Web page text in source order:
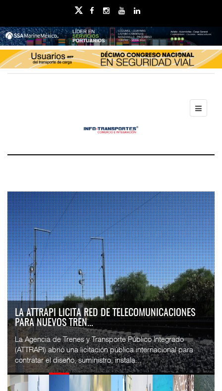
IT-ANÁLISIS: VOLARIS ABRIRÁ RUTA ENTRE
WASHINGTON DULLES Y G...
⮕ IA y automatización redefinen operación aeroportuaria
⮕ Bombardier exhibe Challenger 3500 en LABACE 2026
Volaris anunció una nueva ru...